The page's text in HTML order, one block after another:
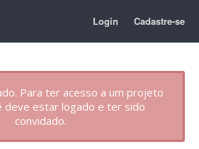
Login Cadastre-se
Para ter acesso a um projeto
deve estar logado e ter sido
convidado.